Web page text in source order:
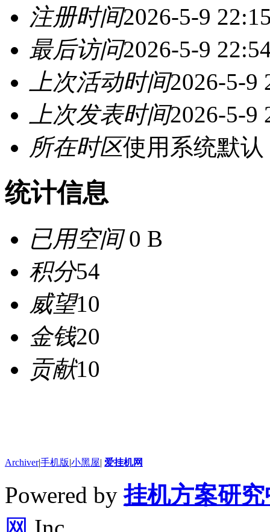
注册时间2026-5-9
最后访问2026-5-9
上次活动时间2026-5-9
上次发表时间2026-5-9
所在时区使用系统默认
统计信息
已用空间0 B
积分54
威望10
金钱20
贡献10
Archiver|手机版|小黑屋| 爱挂机网
Powered by挂机方案研